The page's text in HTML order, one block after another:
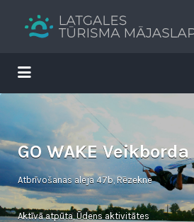
Tavs brīvdienu ceļvedis
Search
for:
for:
GO WAKE
Atbrīvošanas aleja 47b, Rēzekne
Aktīvā atpūta,Ūdens aktivitātes